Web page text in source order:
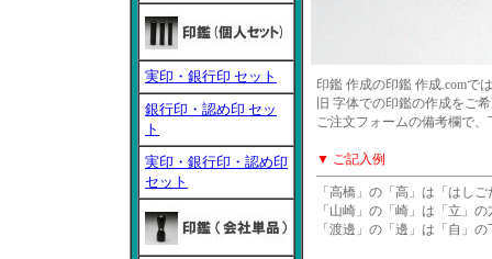
実印・銀行印 セット
銀行印・認め印 セッ
ト
実印・銀行印・認め印
セット
印鑑 作成の印鑑 作成.comで
旧 字体での印鑑の作成をご
ご注文フォームの備考欄で
▼ ご記入例
「高橋」の「高」は「はし
「山崎」の「崎」は「立」
「渡邊」の「邊」は「自」